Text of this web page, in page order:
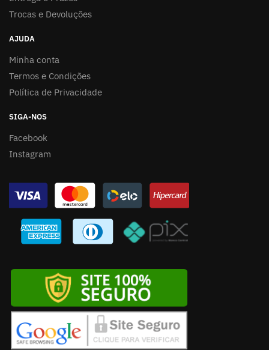
Trocas e Devoluções
AJUDA
Minha conta
Termos e Condições
Política de Privacidade
SIGA-NOS
Facebook
Instagram